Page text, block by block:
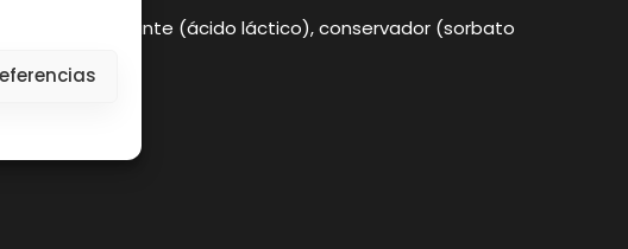
acidulante (ácido láctico), conservador (sorbato